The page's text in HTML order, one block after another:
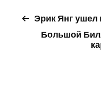
Эрик Янг ушел
Большой